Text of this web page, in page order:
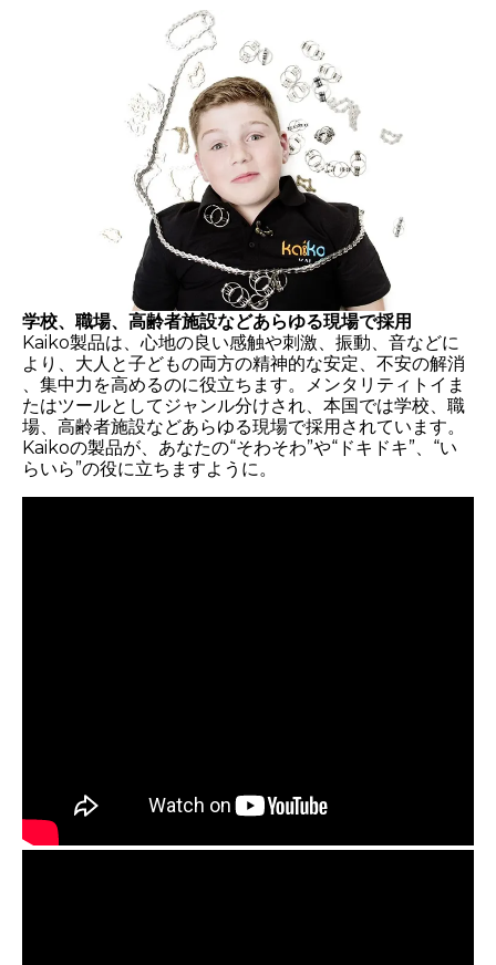
学校、職場、高齢者施設などあらゆる現場で採用
Kaiko製品は、心地の良い感触や刺激、振動、音などに
より、大人と子どもの両方の精神的な安定、不安の解消
、集中力を高めるのに役立ちます。メンタリティトイま
たはツールとしてジャンル分けされ、本国では学校、職
場、高齢者施設などあらゆる現場で採用されています。
Kaikoの製品が、あなたの“そわそわ”や“ドキドキ”、“い
らいら”の役に立ちますように。